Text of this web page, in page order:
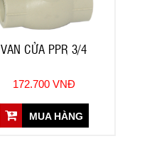
VAN CỬA PPR 3/4
172.700 VNĐ
MUA HÀNG